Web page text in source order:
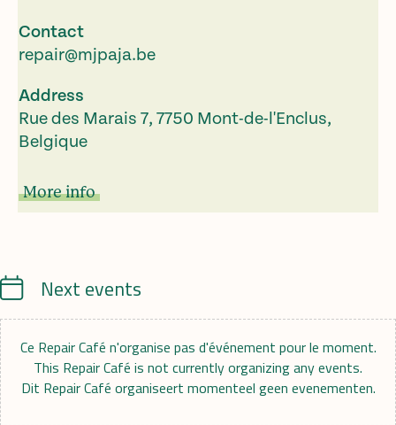
Contact
repair@mjpaja.be
Address
Rue des Marais 7, 7750 Mont-de-l'Enclus,
Belgique
More info
CalendrierNext events
Ce Repair Café n'organise pas d'événement pour le moment.
This Repair Café is not currently organizing any events.
Dit Repair Café organiseert momenteel geen evenementen.